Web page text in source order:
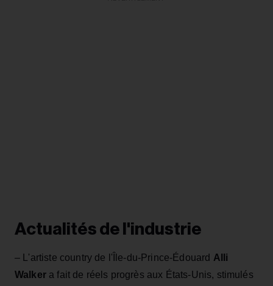
Actualités de l'industrie
– L'artiste country de l'Île-du-Prince-Édouard Alli
Walkera fait de réels progrès aux États-Unis, stimulés